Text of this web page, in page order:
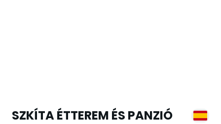
SZKÍTA ÉTTEREM ÉS PANZIÓ